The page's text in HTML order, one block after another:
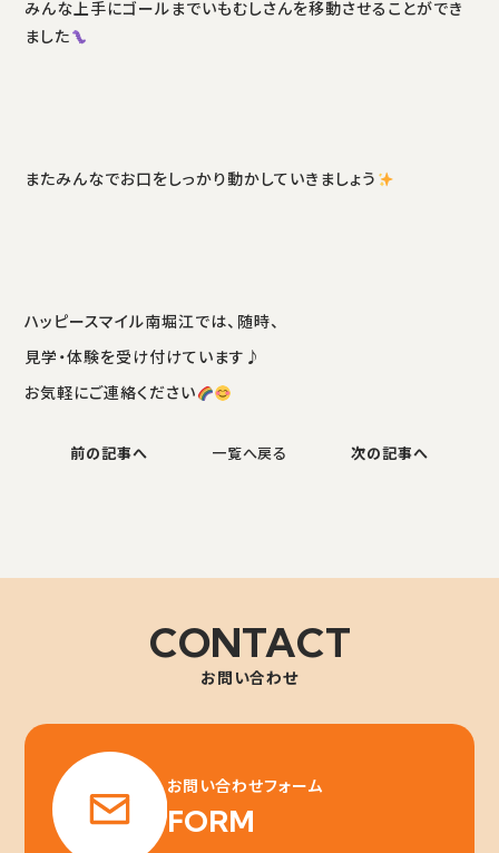
みんな上手にゴールまでいもむしさんを移動させることができ
ました
またみんなでお口をしっかり動かしていきましょう
ハッピースマイル南堀江では、随時、
見学・体験を受け付けています♪
お気軽にご連絡ください
前の記事へ 一覧へ戻る 次の記事へ
CONTACT
お問い合わせ
お問い合わせフォーム
FORM